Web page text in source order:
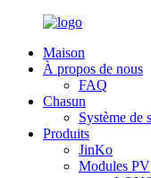
Maison
À propos de nous
FAQ
Chasun
Système de
Produits
JinKo
Modules PV